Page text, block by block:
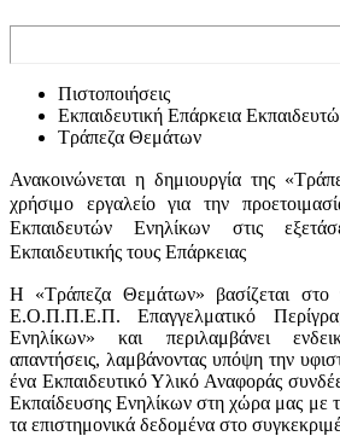
Πιστοποιήσεις
Εκπαιδευτική Επάρκεια
Τράπεζα Θεμάτων
Ανακοινώνεται η δημιουργία της
χρήσιμο εργαλείο για την
Εκπαιδευτών Ενηλίκων στις
Εκπαιδευτικής τους Επάρκειας
Η «Τράπεζα Θεμάτων» βασίζεται στο
Ε.Ο.Π.Π.Ε.Π. Επαγγελματικό
Ενηλίκων» και περιλαμβάνει
απαντήσεις, λαμβάνοντας υπόψη την
ένα Εκπαιδευτικό Υλικό Αναφοράς
Εκπαίδευσης Ενηλίκων στη χώρα μας με
τα επιστημονικά δεδομένα στο